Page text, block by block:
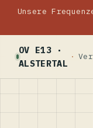
Unsere
OV E13 ·
ALSTERTAL